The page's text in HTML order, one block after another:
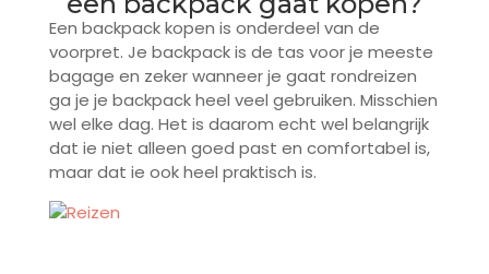
Een backpack kopen is onderdeel van de
voorpret. Je backpack is de tas voor je meeste
bagage en zeker wanneer je gaat rondreizen
ga je je backpack heel veel gebruiken. Misschien
wel elke dag. Het is daarom echt wel belangrijk
dat ie niet alleen goed past en comfortabel is,
maar dat ie ook heel praktisch is.